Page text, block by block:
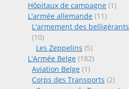
Hôpitaux de campagne (1)
L'armée allemande (11)
L'armement des belligérants
(10)
Les Zeppelins (5)
L'Armée Belge (182)
Aviation Belge (1)
Corps des Transports (2)